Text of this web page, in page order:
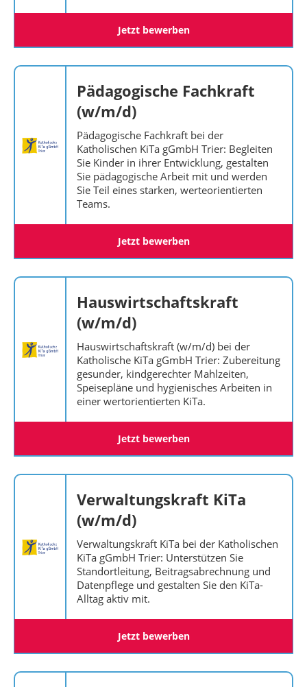
Jetzt bewerben
Pädagogische Fachkraft
(w/m/d)
Pädagogische Fachkraft bei der
Katholischen KiTa gGmbH Trier: Begleiten
Sie Kinder in ihrer Entwicklung, gestalten
Sie pädagogische Arbeit mit und werden
Sie Teil eines starken, werteorientierten
Teams.
Jetzt bewerben
Hauswirtschaftskraft
(w/m/d)
Hauswirtschaftskraft (w/m/d) bei der
Katholische KiTa gGmbH Trier: Zubereitung
gesunder, kindgerechter Mahlzeiten,
Speisepläne und hygienisches Arbeiten in
einer wertorientierten KiTa.
Jetzt bewerben
Verwaltungskraft KiTa
(w/m/d)
Verwaltungskraft KiTa bei der Katholischen
KiTa gGmbH Trier: Unterstützen Sie
Standortleitung, Beitragsabrechnung und
Datenpflege und gestalten Sie den KiTa-
Alltag aktiv mit.
Jetzt bewerben